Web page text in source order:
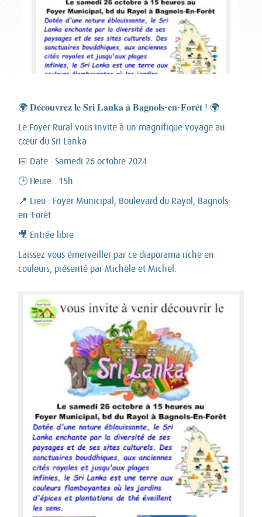
🌍 𝐃𝐞́𝐜𝐨𝐮𝐯𝐫𝐞𝐳 𝐥𝐞 𝐒𝐫𝐢 𝐋𝐚𝐧𝐤𝐚 𝐚̀ 𝐁𝐚𝐠𝐧𝐨𝐥𝐬-𝐞𝐧-𝐅𝐨𝐫𝐞̂𝐭 ! 🌍
Le Foyer Rural vous invite à un magnifique voyage au
cœur du Sri Lanka
📅 Date : Samedi 26 octobre 2024
🕒 Heure : 15h
📍 Lieu : Foyer Municipal, Boulevard du Rayol, Bagnols-
en-Forêt
🎥 Entrée libre
Laissez vous émerveiller par ce diaporama riche en
couleurs, présenté par Michèle et Michel.